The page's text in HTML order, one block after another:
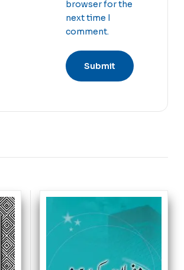
browser for the
next time I
comment.